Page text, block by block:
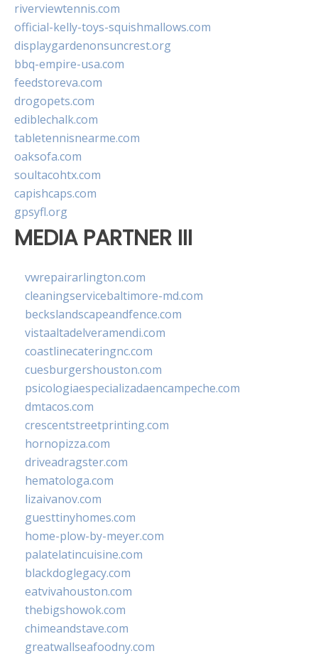
riverviewtennis.com
official-kelly-toys-squishmallows.com
displaygardenonsuncrest.org
bbq-empire-usa.com
feedstoreva.com
drogopets.com
ediblechalk.com
tabletennisnearme.com
oaksofa.com
soultacohtx.com
capishcaps.com
gpsyfl.org
MEDIA PARTNER III
vwrepairarlington.com
cleaningservicebaltimore-md.com
beckslandscapeandfence.com
vistaaltadelveramendi.com
coastlinecateringnc.com
cuesburgershouston.com
psicologiaespecializadaencampeche.com
dmtacos.com
crescentstreetprinting.com
hornopizza.com
driveadragster.com
hematologa.com
lizaivanov.com
guesttinyhomes.com
home-plow-by-meyer.com
palatelatincuisine.com
blackdoglegacy.com
eatvivahouston.com
thebigshowok.com
chimeandstave.com
greatwallseafoodny.com